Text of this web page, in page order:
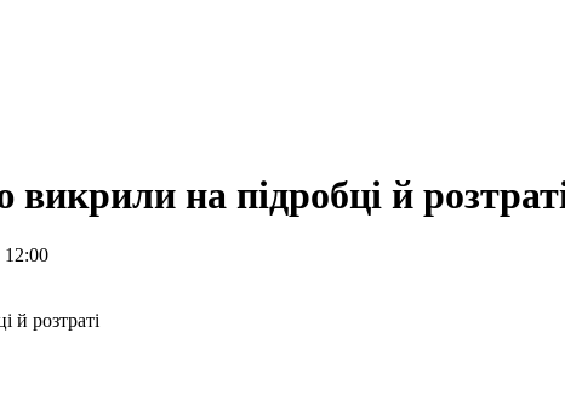
на підробці й
12:00